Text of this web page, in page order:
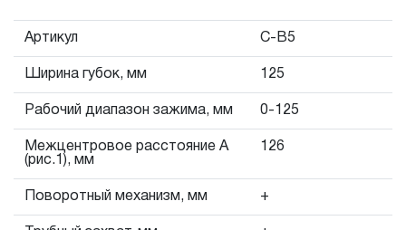
Артикул C-В5
Ширина губок, мм 125
Рабочий диапазон зажима, мм 0-125
Межцентровое расстояние А
(рис.1), мм
126
Поворотный механизм, мм +
при условии соблюдения покупателем (потребителем)
правил эксплуатации, обслуживания, транспортировки
и хранения, применяемых для ручного слесарно-
монтажного инструмента.
2. Понятие «ОГРАНИЧЕННАЯ ГАРАНТИЯ»
КИНЕМАТИЧЕСКУЮ СХЕМУ (МЕХАНИЗМ)
распространяется понятие «ограниченной гарантии», в